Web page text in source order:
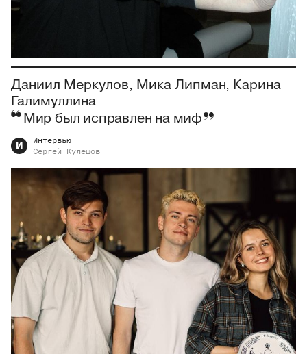
Даниил Меркулов, Мика Липман, Карина
Галимуллина
Мир был исправлен на миф
И
Интервью
Сергей
Кулешов